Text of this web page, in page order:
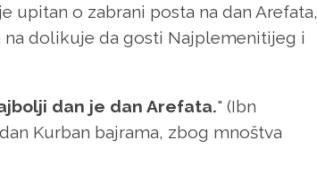
upitan o zabrani posta na dan Arefata,
na dolikuje da gosti Najplemenitijeg i
dan je dan Arefata." (Ibn
Kurban bajrama, zbog mnoštva